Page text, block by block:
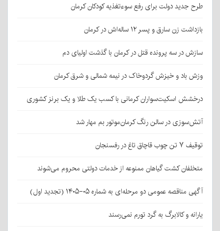
طرح جدید دولت برای رفع سوءتغذیه کودکان کرمان
بازداشت زن سارق و پسر ۱۲ ساله‌اش در کرمان
سازش در سه پرونده قتل در کرمان با گذشت اولیای دم
وزش باد و خیزش گردوخاک در نیمه شمالی و شرق کرمان
درخشش اسکیت‌سواران کرمانی با کسب یک طلا و یک برنز کشوری
آتش‌سوزی در سالن رنگ کرمان‌موتور بم مهار شد
توقیف ۷ تن چوب قاچاق تاغ در رفسنجان
متخلفان کشت گیاهان ممنوعه از خدمات دولتی محروم می‌شوند
آگهی مناقصه عمومی دو مرحله‌ای به شماره ۰۵-۱۴۰۵ (تجدید اول)
یارانه و کالابرگ به گرد تورم نمی‌رسند